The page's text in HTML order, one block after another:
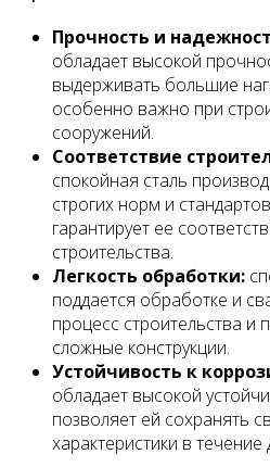
Прочность и
обладает высокой
выдерживать большие
особенно важно при
сооружений.
Соответствие
спокойная сталь
строгих норм и
гарантирует ее
строительства.
Легкость обработки:
поддается обработке и
процесс строительства и
сложные конструкции.
Устойчивость к
обладает высокой
позволяет ей сохранять
характеристики в